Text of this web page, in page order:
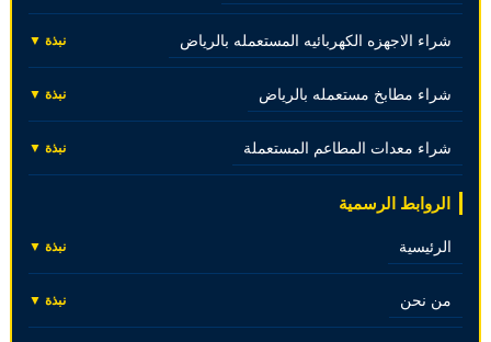
شراء الاجهزه الكهربائيه المستعمله بالرياض نبذة ▼
شراء مطابخ مستعمله بالرياض نبذة ▼
شراء معدات المطاعم المستعملة نبذة ▼
الروابط الرسمية
الرئيسية نبذة ▼
من نحن نبذة ▼